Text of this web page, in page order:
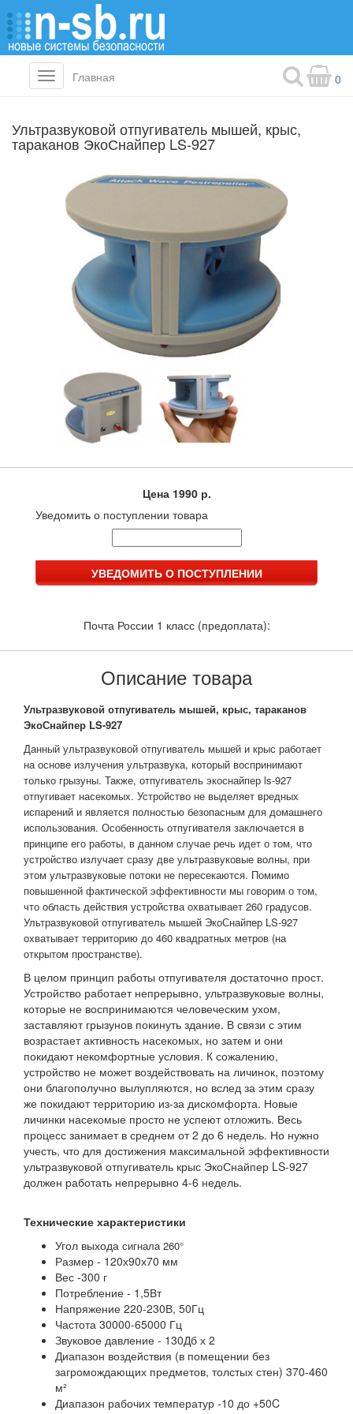
Toggle
navigation
Главная 0
Ультразвуковой отпугиватель мышей, крыс,
тараканов ЭкоСнайпер LS-927
Цена 1990 р.
Уведомить о поступлении товара
Почта России 1 класс (предоплата):
Описание товара
Ультразвуковой отпугиватель мышей, крыс, тараканов
ЭкоСнайпер LS-927
Данный ультразвуковой отпугиватель мышей и крыс работает
на основе излучения ультразвука, который воспринимают
только грызуны. Также, отпугиватель экоснайпер ls-927
отпугивает насекомых. Устройство не выделяет вредных
испарений и является полностью безопасным для домашнего
использования. Особенность отпугивателя заключается в
принципе его работы, в данном случае речь идет о том, что
устройство излучает сразу две ультразвуковые волны, при
этом ультразвуковые потоки не пересекаются. Помимо
повышенной фактической эффективности мы говорим о том,
что область действия устройства охватывает 260 градусов.
Ультразвуковой отпугиватель мышей ЭкоСнайпер LS-927
охватывает территорию до 460 квадратных метров (на
открытом пространстве).
В целом принцип работы отпугивателя достаточно прост.
Устройство работает непрерывно, ультразвуковые волны,
которые не воспринимаются человеческим ухом,
заставляют грызунов покинуть здание. В связи с этим
возрастает активность насекомых, но затем и они
покидают некомфортные условия. К сожалению,
устройство не может воздействовать на личинок, поэтому
они благополучно вылупляются, но вслед за этим сразу
же покидают территорию из-за дискомфорта. Новые
личинки насекомые просто не успеют отложить. Весь
процесс занимает в среднем от 2 до 6 недель. Но нужно
учесть, что для достижения максимальной эффективности
ультразвуковой отпугиватель крыс ЭкоСнайпер LS-927
должен работать непрерывно 4-6 недель.
Технические характеристики
Угол выхода сигнала 260°
Размер - 120х90х70 мм
Вес -300 г
Потребление - 1,5Вт
Напряжение 220-230В, 50Гц
Частота 30000-65000 Гц
Звуковое давление - 130Дб х 2
Диапазон воздействия (в помещении без
загромождающих предметов, толстых стен) 370-460
м²
Диапазон рабочих температур -10 до +50C